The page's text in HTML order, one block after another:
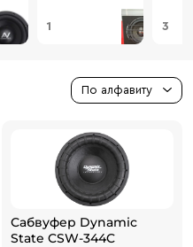
1 3
По алфавиту
Сабвуфер Dynamic
State CSW-344C